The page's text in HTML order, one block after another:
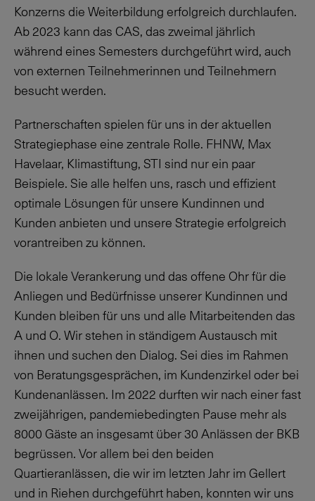
Konzerns die Weiterbildung erfolgreich durchlaufen.
Ab 2023 kann das CAS, das zweimal jährlich
während eines Semesters durchgeführt wird, auch
von externen Teilnehmerinnen und Teilnehmern
besucht werden.
Partnerschaften spielen für uns in der aktuellen
Strategiephase eine zentrale Rolle. FHNW, Max
Havelaar, Klimastiftung, STI sind nur ein paar
Beispiele. Sie alle helfen uns, rasch und effizient
optimale Lösungen für unsere Kundinnen und
Kunden anbieten und unsere Strategie erfolgreich
vorantreiben zu können.
Die lokale Verankerung und das offene Ohr für die
Anliegen und Bedürfnisse unserer Kundinnen und
Kunden bleiben für uns und alle Mitarbeitenden das
A und O. Wir stehen in ständigem Austausch mit
ihnen und suchen den Dialog. Sei dies im Rahmen
von Beratungsgesprächen, im Kundenzirkel oder bei
Kundenanlässen. Im 2022 durften wir nach einer fast
zweijährigen, pandemiebedingten Pause mehr als
8000 Gäste an insgesamt über 30 Anlässen der BKB
begrüssen. Vor allem bei den beiden
Quartieranlässen, die wir im letzten Jahr im Gellert
und in Riehen durchgeführt haben, konnten wir uns